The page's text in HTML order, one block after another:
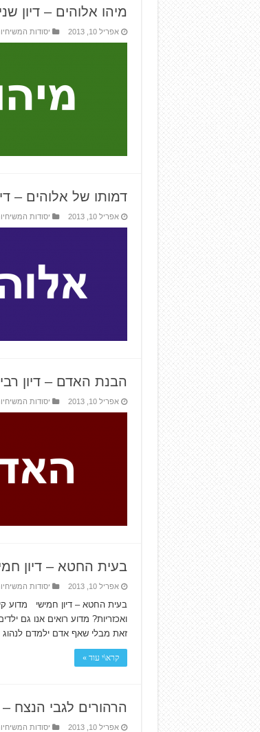
מיהו אלוהים – דיון שני
אפריל 10, 2013 יסודות
דמותו של אלוהים –
אפריל 10, 2013 יסודות
הבנת האדם – דיון
אפריל 10, 2013 יסודות
בעית החטא – דיון
אפריל 10, 2013 יסודות
בעית החטא – דיון חמישי מדוע
ואכזריות? מדוע רואים אנו גם
זאת מבלי שאף אדם ילמדם
קרא\י עוד »
הרהורים לגבי הנצח –
אפריל 10, 2013 יסודות